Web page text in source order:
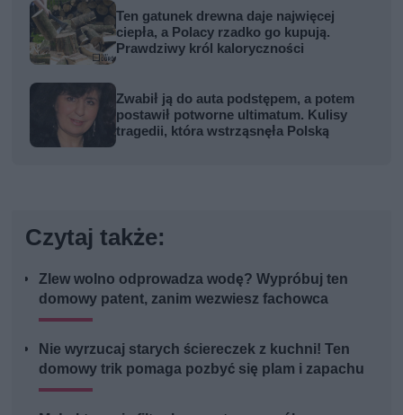
Ten gatunek drewna daje najwięcej
ciepła, a Polacy rzadko go kupują.
Prawdziwy król kaloryczności
Zwabił ją do auta podstępem, a potem
postawił potworne ultimatum. Kulisy
tragedii, która wstrząsnęła Polską
Czytaj także:
Zlew wolno odprowadza wodę? Wypróbuj ten
domowy patent, zanim wezwiesz fachowca
Nie wyrzucaj starych ściereczek z kuchni! Ten
domowy trik pomaga pozbyć się plam i zapachu